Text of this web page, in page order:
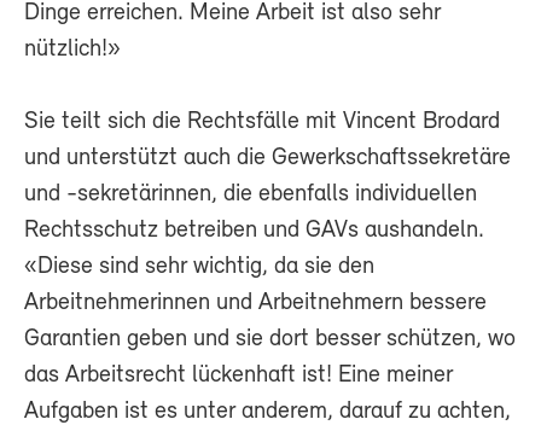
Dinge erreichen. Meine Arbeit ist also sehr
nützlich!»
Sie teilt sich die Rechtsfälle mit Vincent Brodard
und unterstützt auch die Gewerkschaftssekretäre
und -sekretärinnen, die ebenfalls individuellen
Rechtsschutz betreiben und GAVs aushandeln.
«Diese sind sehr wichtig, da sie den
Arbeitnehmerinnen und Arbeitnehmern bessere
Garantien geben und sie dort besser schützen, wo
das Arbeitsrecht lückenhaft ist! Eine meiner
Aufgaben ist es unter anderem, darauf zu achten,